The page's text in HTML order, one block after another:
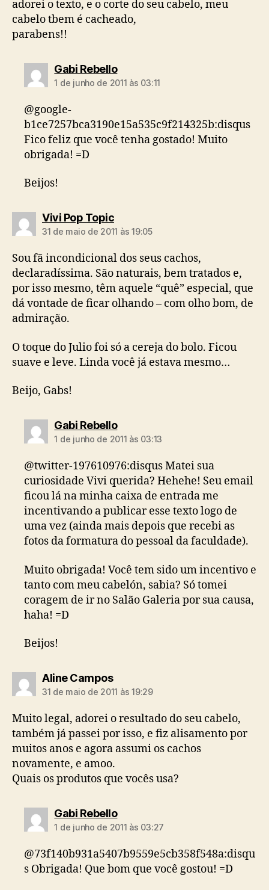
adorei o texto, e o corte do seu cabelo, meu
cabelo tbem é cacheado,
parabens!!
Gabi Rebellodiz:
1 de junho de 2011 às 03:11
@google-
b1ce7257bca3190e15a535c9f214325b:disqus
Fico feliz que você tenha gostado! Muito
obrigada! =D
Beijos!
Vivi Pop Topicdiz:
31 de maio de 2011 às 19:05
Sou fã incondicional dos seus cachos,
declaradíssima. São naturais, bem tratados e,
por isso mesmo, têm aquele “quê” especial, que
dá vontade de ficar olhando – com olho bom, de
admiração.
O toque do Julio foi só a cereja do bolo. Ficou
suave e leve. Linda você já estava mesmo…
Beijo, Gabs!
Gabi Rebellodiz:
1 de junho de 2011 às 03:13
@twitter-197610976:disqus Matei sua
curiosidade Vivi querida? Hehehe! Seu email
ficou lá na minha caixa de entrada me
incentivando a publicar esse texto logo de
uma vez (ainda mais depois que recebi as
fotos da formatura do pessoal da faculdade).
Muito obrigada! Você tem sido um incentivo e
tanto com meu cabelón, sabia? Só tomei
coragem de ir no Salão Galeria por sua causa,
haha! =D
Beijos!
Aline Camposdiz:
31 de maio de 2011 às 19:29
Muito legal, adorei o resultado do seu cabelo,
também já passei por isso, e fiz alisamento por
muitos anos e agora assumi os cachos
novamente, e amoo.
Quais os produtos que vocês usa?
Gabi Rebellodiz:
1 de junho de 2011 às 03:27
@73f140b931a5407b9559e5cb358f548a:disqu
s Obrigada! Que bom que você gostou! =D